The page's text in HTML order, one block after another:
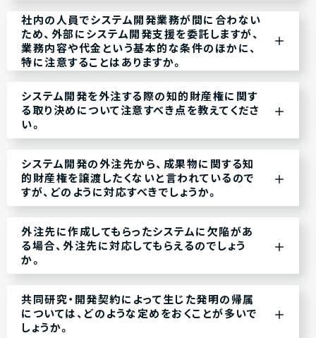
社内の人員でシステム開発業務が間に合わない
ため、外部にシステム開発支援を委託しますが、
業務内容や代金という基本的な条件のほかに、
特に注意することはありますか。
システム開発を外注する際の知的財産権に関す
る取り決めについて注意すべき点を教えてくださ
い。
システム開発の外注先から、成果物に関する知
的財産権を譲渡したくないと言われているので
すが、どのように対応すべきでしょうか。
外注先に作成してもらったシステムに欠陥があ
る場合、外注先に対応してもらえるのでしょう
か。
共同研究・開発契約によって生じた発明の帰属
については、どのような定めをおくことが多いで
しょうか。